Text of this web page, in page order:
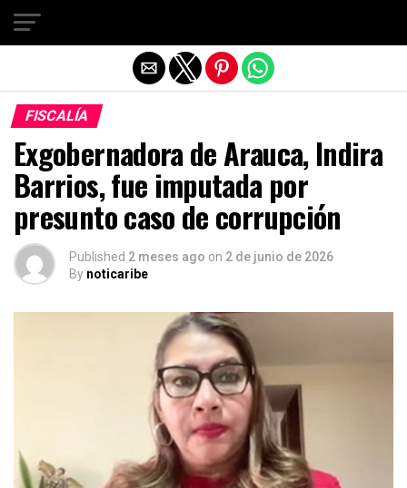
FISCALÍA
Exgobernadora de Arauca, Indira
Barrios, fue imputada por
presunto caso de corrupción
Published 2 meses ago on 2 de junio de 2026
By noticaribe